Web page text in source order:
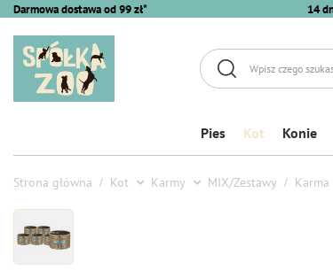
Darmowa dostawa od 99 zł* 14
Pies Kot Konie
Strona główna Kot Karmy MIX/Zestawy